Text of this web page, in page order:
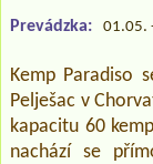
Prevádzka: 01.05.
Kemp Paradiso
Pelješac v
kapacitu 60
nachází se